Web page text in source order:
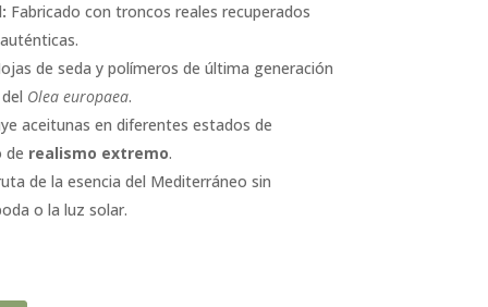
Fabricado con troncos reales recuperados
de seda y polímeros de última generación
Olea europaea.
aceitunas en diferentes estados de
de realismo extremo.
de la esencia del Mediterráneo sin
o la luz solar.